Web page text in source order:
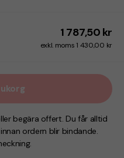
1 787,50 kr
exkl. moms 1 430,00 kr
begära offert. Du får alltid
ordern blir bindande.